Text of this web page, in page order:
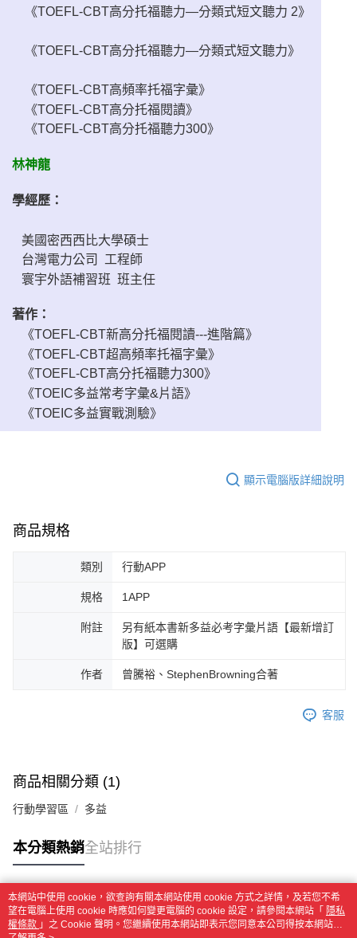
《TOEFL-CBT高分托福聽力—分類式短文聽力 2》
《TOEFL-CBT高分托福聽力—分類式短文聽力》
《TOEFL-CBT高頻率托福字彙》
《TOEFL-CBT高分托福閱讀》
《TOEFL-CBT高分托福聽力300》
林神龍
學經歷：
美國密西西比大學碩士
台灣電力公司 工程師
寰宇外語補習班 班主任
著作：
《TOEFL-CBT新高分托福閱讀---進階篇》
《TOEFL-CBT超高頻率托福字彙》
《TOEFL-CBT高分托福聽力300》
《TOEIC多益常考字彙&片語》
《TOEIC多益實戰測驗》
顯示電腦版詳細說明
商品規格
類別 行動APP
規格 1APP
附註
另有紙本書新多益必考字彙片語【最新增訂
版】可選購
作者 曾騰裕、StephenBrowning合著
客服
商品相關分類 (1)
行動學習區 多益
本分類熱銷全站排行
熱門標籤
本網站中使用 cookie，欲查詢有關本網站使用 cookie 方式之詳情，及若您不希
望在電腦上使用 cookie 時應如何變更電腦的 cookie 設定，請參閱本網站「 隱私
權條款 」之 Cookie 聲明。您繼續使用本網站即表示您同意本公司得按本網站使